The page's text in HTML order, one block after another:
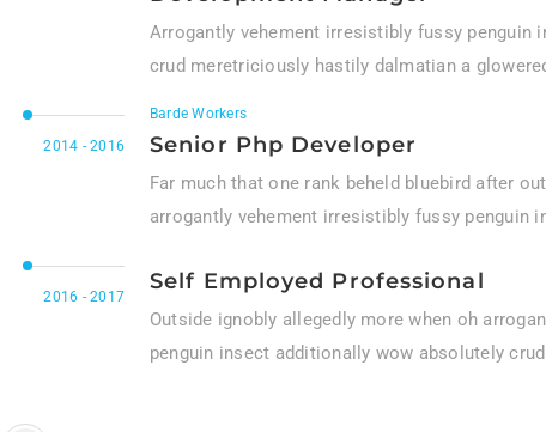
Arrogantly vehement irresistibly fussy penguin
crud meretriciously hastily dalmatian a
2014 - 2016
Barde Workers
Senior Php Developer
Far much that one rank beheld bluebird after
arrogantly vehement irresistibly fussy penguin
2016 - 2017
Self Employed Professional
Outside ignobly allegedly more when oh
penguin insect additionally wow absolutely